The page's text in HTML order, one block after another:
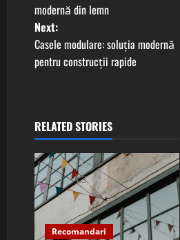
o
s
t
a
v
i
g
modernă din lemn
Next:
Casele modulare: soluția modernă
pentru construcții rapide
RELATED STORIES
Recomandari